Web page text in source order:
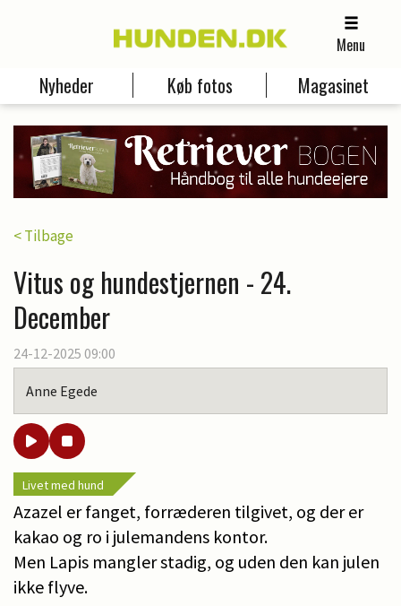
Menu
Nyheder Køb fotos Magasinet
< Tilbage
Vitus og hundestjernen - 24.
December
24-12-2025 09:00
Anne Egede
Livet med hund
Azazel er fanget, forræderen tilgivet, og der er
kakao og ro i julemandens kontor.
Men Lapis mangler stadig, og uden den kan julen
ikke flyve.